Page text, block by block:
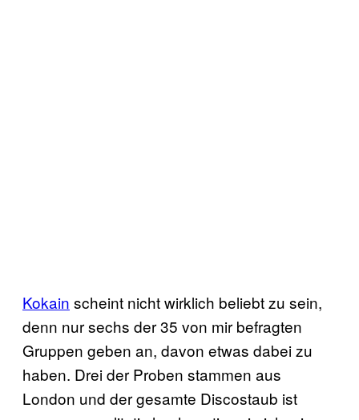
Kokain scheint nicht wirklich beliebt zu sein,
denn nur sechs der 35 von mir befragten
Gruppen geben an, davon etwas dabei zu
haben. Drei der Proben stammen aus
London und der gesamte Discostaub ist